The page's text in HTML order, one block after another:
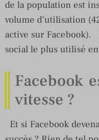
de la population est
volume d’utilisation
active sur Facebook).
social le plus utilisé
Facebook
vitesse ?
Et si Facebook